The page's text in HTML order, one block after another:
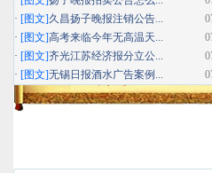
· [图文]久昌扬子晚报注销公告...
· [图文]高考来临今年无高温天...
· [图文]齐光江苏经济报分立公...
· [图文]无锡日报酒水广告案例...